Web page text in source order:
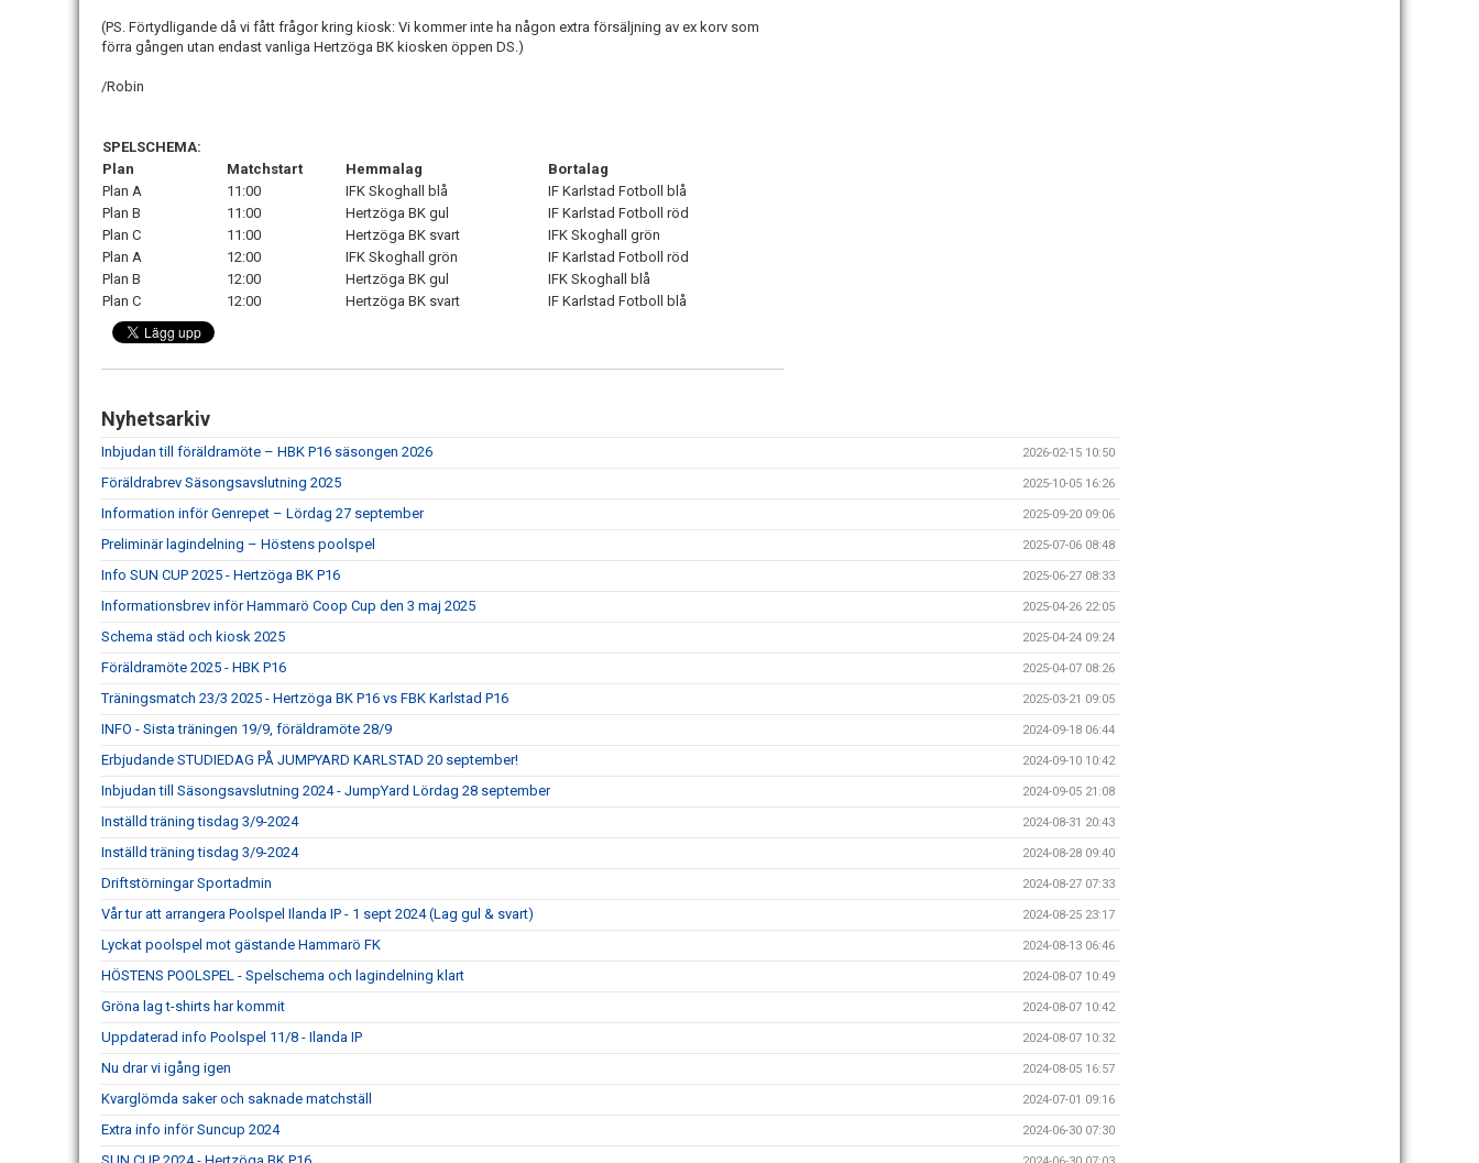
(PS. Förtydligande då vi fått frågor kring kiosk: Vi kommer inte ha någon extra försäljning av ex korv som
förra gången utan endast vanliga Hertzöga BK kiosken öppen DS.)
/Robin
SPELSCHEMA:
Plan
Matchstart Hemmalag
Bortalag
Plan A
11:00 IFK Skoghall blå
IF Karlstad Fotboll blå
Plan B
11:00 Hertzöga BK gul
IF Karlstad Fotboll röd
Plan C
11:00 Hertzöga BK svart
IFK Skoghall grön
Plan A
12:00 IFK Skoghall grön
IF Karlstad Fotboll röd
Plan B
12:00 Hertzöga BK gul
IFK Skoghall blå
Plan C
12:00 Hertzöga BK svart IF Karlstad Fotboll blå
Nyhetsarkiv
Inbjudan till föräldramöte – HBK P16 säsongen 2026 2026-02-15 10:50
Föräldrabrev Säsongsavslutning 2025 2025-10-05 16:26
Information inför Genrepet – Lördag 27 september 2025-09-20 09:06
Preliminär lagindelning – Höstens poolspel 2025-07-06 08:48
Info SUN CUP 2025 - Hertzöga BK P16 2025-06-27 08:33
Informationsbrev inför Hammarö Coop Cup den 3 maj 2025 2025-04-26 22:05
Schema städ och kiosk 2025 2025-04-24 09:24
Föräldramöte 2025 - HBK P16 2025-04-07 08:26
Träningsmatch 23/3 2025 - Hertzöga BK P16 vs FBK Karlstad P16 2025-03-21 09:05
INFO - Sista träningen 19/9, föräldramöte 28/9 2024-09-18 06:44
Erbjudande STUDIEDAG PÅ JUMPYARD KARLSTAD 20 september! 2024-09-10 10:42
Inbjudan till Säsongsavslutning 2024 - JumpYard Lördag 28 september 2024-09-05 21:08
Inställd träning tisdag 3/9-2024 2024-08-31 20:43
Inställd träning tisdag 3/9-2024 2024-08-28 09:40
Driftstörningar Sportadmin 2024-08-27 07:33
Vår tur att arrangera Poolspel Ilanda IP - 1 sept 2024 (Lag gul & svart) 2024-08-25 23:17
Lyckat poolspel mot gästande Hammarö FK 2024-08-13 06:46
HÖSTENS POOLSPEL - Spelschema och lagindelning klart 2024-08-07 10:49
Gröna lag t-shirts har kommit 2024-08-07 10:42
Uppdaterad info Poolspel 11/8 - Ilanda IP 2024-08-07 10:32
Nu drar vi igång igen 2024-08-05 16:57
Kvarglömda saker och saknade matchställ 2024-07-01 09:16
Extra info inför Suncup 2024 2024-06-30 07:30